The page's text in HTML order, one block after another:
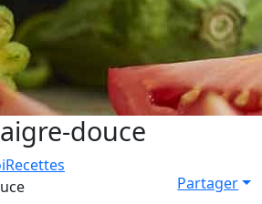
douce
Recettes
Partager